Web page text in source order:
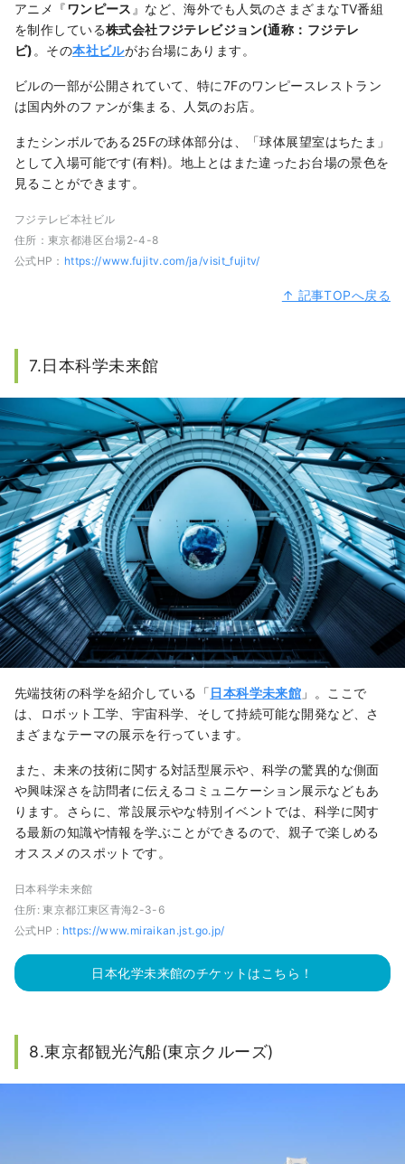
アニメ『ワンピース』など、海外でも人気のさまざまなTV番組
を制作している株式会社フジテレビジョン(通称：フジテレ
ビ)。その本社ビルがお台場にあります。
ビルの一部が公開されていて、特に7Fのワンピースレストラン
は国内外のファンが集まる、人気のお店。
またシンボルである25Fの球体部分は、「球体展望室はちたま」
として入場可能です(有料)。地上とはまた違ったお台場の景色を
見ることができます。
フジテレビ本社ビル
住所：東京都港区台場2-4-8
公式HP： https://www.fujitv.com/ja/visit_fujitv/
↑ 記事TOPへ戻る
7.日本科学未来館
先端技術の科学を紹介している「日本科学未来館 」。ここで
は、ロボット工学、宇宙科学、そして持続可能な開発など、さ
まざまなテーマの展示を行っています。
また、未来の技術に関する対話型展示や、科学の驚異的な側面
や興味深さを訪問者に伝えるコミュニケーション展示などもあ
ります。さらに、常設展示やな特別イベントでは、科学に関す
る最新の知識や情報を学ぶことができるので、親子で楽しめる
オススメのスポットです。
日本科学未来館
住所: 東京都江東区青海2-3-6
公式HP : https://www.miraikan.jst.go.jp/
日本化学未来館のチケットはこちら！
8.東京都観光汽船(東京クルーズ)